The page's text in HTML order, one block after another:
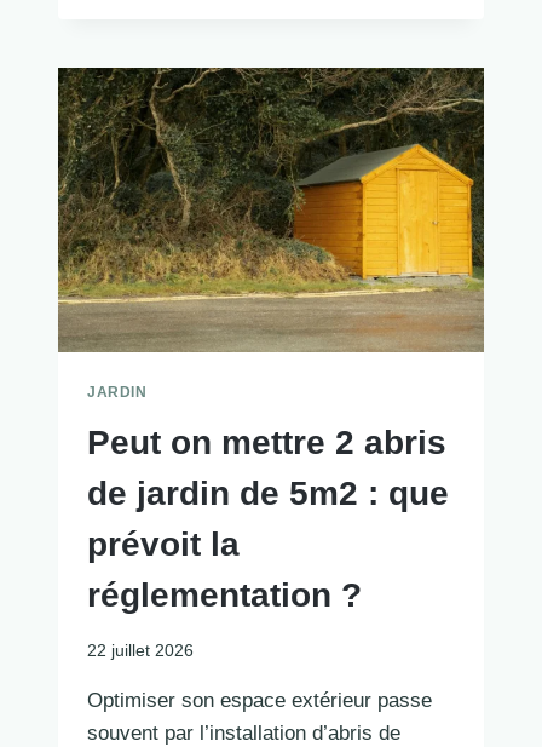
JARDIN
Peut on mettre 2 abris
de jardin de 5m2 : que
prévoit la
réglementation ?
22 juillet 2026
Optimiser son espace extérieur passe
souvent par l’installation d’abris de